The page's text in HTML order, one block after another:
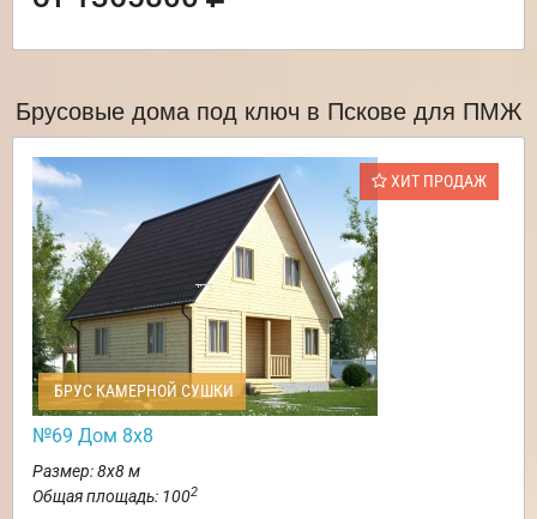
Брусовые дома под ключ в Пскове для ПМЖ
ХИТ ПРОДАЖ
БРУС КАМЕРНОЙ СУШКИ
№69 Дом 8х8
Размер: 8х8 м
Общая площадь: 1002